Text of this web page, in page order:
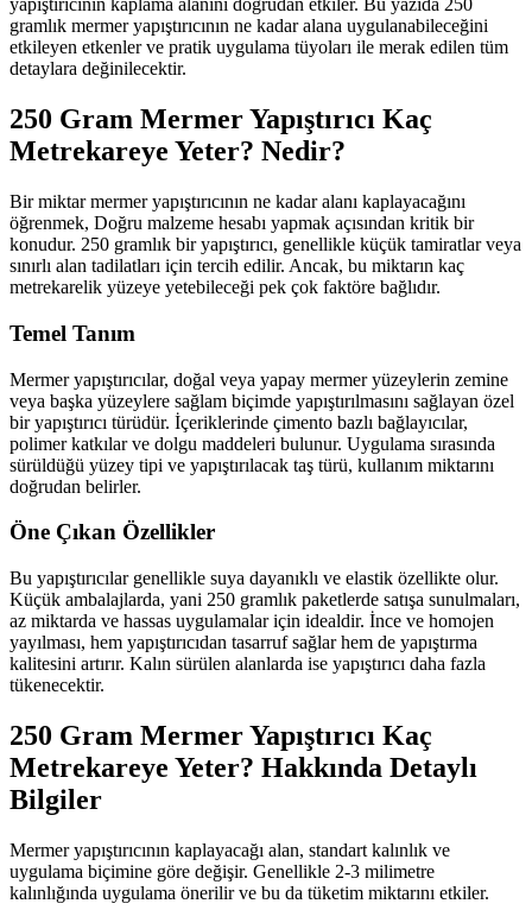
yapıştırıcının kaplama alanını doğrudan etkiler. Bu yazıda 250
gramlık mermer yapıştırıcının ne kadar alana uygulanabileceğini
etkileyen etkenler ve pratik uygulama tüyoları ile merak edilen tüm
detaylara değinilecektir.
250 Gram Mermer Yapıştırıcı Kaç
Metrekareye Yeter? Nedir?
Bir miktar mermer yapıştırıcının ne kadar alanı kaplayacağını
öğrenmek, Doğru malzeme hesabı yapmak açısından kritik bir
konudur. 250 gramlık bir yapıştırıcı, genellikle küçük tamiratlar veya
sınırlı alan tadilatları için tercih edilir. Ancak, bu miktarın kaç
metrekarelik yüzeye yetebileceği pek çok faktöre bağlıdır.
Temel Tanım
Mermer yapıştırıcılar, doğal veya yapay mermer yüzeylerin zemine
veya başka yüzeylere sağlam biçimde yapıştırılmasını sağlayan özel
bir yapıştırıcı türüdür. İçeriklerinde çimento bazlı bağlayıcılar,
polimer katkılar ve dolgu maddeleri bulunur. Uygulama sırasında
sürüldüğü yüzey tipi ve yapıştırılacak taş türü, kullanım miktarını
doğrudan belirler.
Öne Çıkan Özellikler
Bu yapıştırıcılar genellikle suya dayanıklı ve elastik özellikte olur.
Küçük ambalajlarda, yani 250 gramlık paketlerde satışa sunulmaları,
az miktarda ve hassas uygulamalar için idealdir. İnce ve homojen
yayılması, hem yapıştırıcıdan tasarruf sağlar hem de yapıştırma
kalitesini artırır. Kalın sürülen alanlarda ise yapıştırıcı daha fazla
tükenecektir.
250 Gram Mermer Yapıştırıcı Kaç
Metrekareye Yeter? Hakkında Detaylı
Bilgiler
Mermer yapıştırıcının kaplayacağı alan, standart kalınlık ve
uygulama biçimine göre değişir. Genellikle 2-3 milimetre
kalınlığında uygulama önerilir ve bu da tüketim miktarını etkiler.